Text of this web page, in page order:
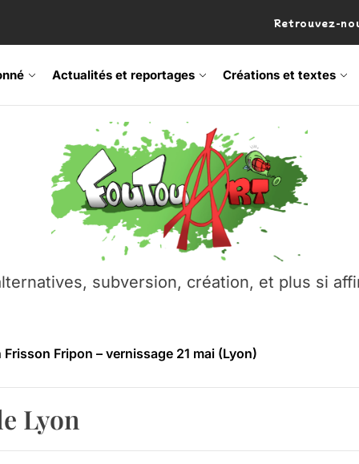
Retrouvez-
Actualités et reportages Créations et textes
subversion, création, et plus si
Fripon – vernissage 21 mai (Lyon)
Festival – Samedi 18 juillet (Vaulx-en-Velin)
– Ŝtono, un livre réalisé par Michaël Moretti & Pierre
contre l’A412 à l’Établi (Haute-Savoie)
Fripon – vernissage 21 mai (Lyon)
Festival – Samedi 18 juillet (Vaulx-en-Velin)
Lyon